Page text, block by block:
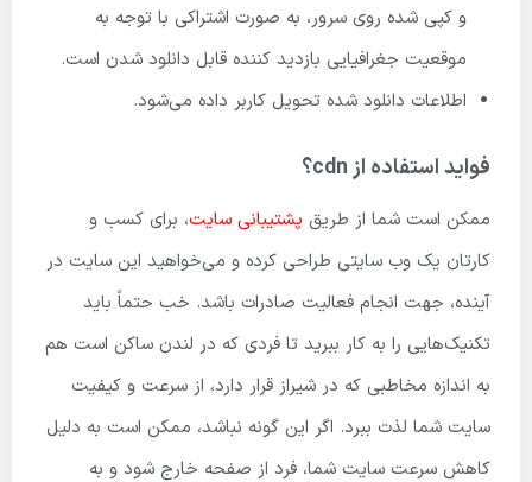
و کپی شده روی سرور، به صورت اشتراکی با توجه به
موقعیت جغرافیایی بازدید کننده قابل دانلود شدن است.
اطلاعات دانلود شده تحویل کاربر داده می‌شود.
فواید استفاده از cdn؟
ممکن است شما از طریق پشتیبانی سایت، برای کسب و
کارتان یک وب سایتی طراحی کرده و می‌خواهید این سایت در
آینده، جهت انجام فعالیت صادرات باشد. خب حتماً باید
تکنیک‌هایی را به کار ببرید تا فردی که در لندن ساکن است هم
به اندازه مخاطبی که در شیراز قرار دارد، از سرعت و کیفیت
سایت شما لذت ببرد. اگر این گونه نباشد، ممکن است به دلیل
کاهش سرعت سایت شما، فرد از صفحه خارج شود و به